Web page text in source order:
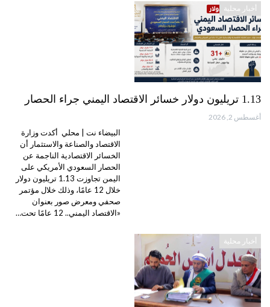
أخبار محلية
1.13 تريليون دولار خسائر الاقتصاد اليمني جراء الحصار
أغسطس 2, 2026
البيضاء نت | محلي أكدت وزارة
الاقتصاد والصناعة والاستثمار أن
الخسائر الاقتصادية الناجمة عن
الحصار السعودي الأمريكي على
اليمن تجاوزت 1.13 تريليون دولار
خلال 12 عامًا، وذلك خلال مؤتمر
صحفي ومعرض صور بعنوان
«الاقتصاد اليمني.. 12 عامًا تحت…
أخبار محلية